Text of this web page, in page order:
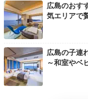
せます。ライトアッ
ですね。
夕食後は周辺を散策しま
広島のおす
気エリアで
広島の子連
～和室やベ